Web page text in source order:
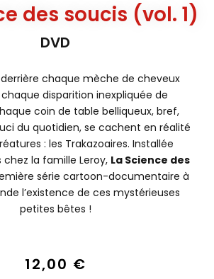
des soucis (vol. 1)
DVD
chaque mèche de cheveux
disparition inexpliquée de
coin de table belliqueux, bref,
du quotidien, se cachent en réalité
: les Trakazoaires. Installée
la famille Leroy, La Science des
série cartoon-documentaire à
l’existence de ces mystérieuses
petites bêtes !
12,00 €